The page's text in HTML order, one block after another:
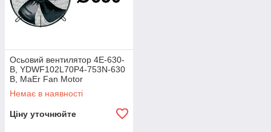
Осьовий вентилятор 4E-630-
B, YDWF102L70P4-753N-630
B, MaEr Fan Motor
Немає в наявності
Ціну уточнюйте